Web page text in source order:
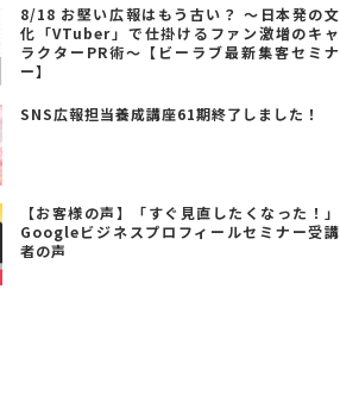
8/18 お堅い広報はもう古い？ ～日本発の文
化「VTuber」で仕掛けるファン激増のキャ
ラクターPR術～【ビーラブ最新集客セミナ
ー】
SNS広報担当養成講座61期終了しました！
【お客様の声】「すぐ見直したくなった！」
Googleビジネスプロフィールセミナー受講
者の声